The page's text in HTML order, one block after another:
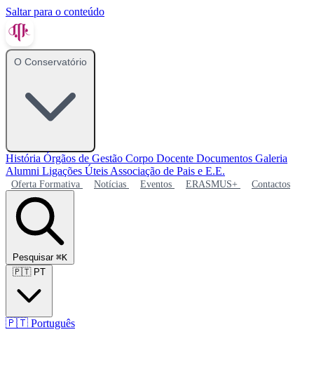
Saltar para o conteúdo
O Conservatório
História Órgãos de Gestão Corpo Docente Documentos Galeria
Alumni Ligações Úteis Associação de Pais e E.E.
Oferta Formativa Notícias Eventos ERASMUS+ Contactos
Pesquisar ⌘K
🇵🇹 PT
🇵🇹 Português